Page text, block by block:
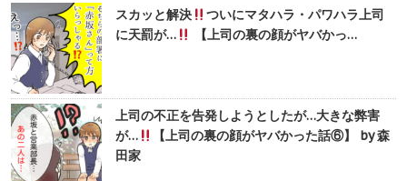
スカッと解決
ついにマタハラ・パワハラ上司
に天罰が…
【上司の裏の顔がヤバかっ…
上司の不正を告発しようとしたが…大きな弊害
が…
【上司の裏の顔がヤバかった話⑥】 by 森
田家